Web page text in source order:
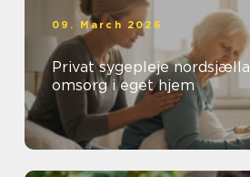
09. March 2026
Privat sygepleje nordsjælland
omsorg i eget hjem